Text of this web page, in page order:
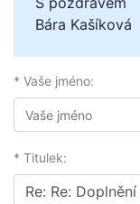
Bára Kašíková
* Vaše jméno:
* Titulek: